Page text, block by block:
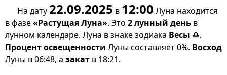
На дату 22.09.2025 в 12:00 Луна находится
в фазе«Растущая Луна». Это 2 лунный день в
лунном календаре. Луна в знаке зодиака Весы ♎.
Процент освещенности Луны составляет 0%. Восход
Луны в 06:48, а закат в 18:21.